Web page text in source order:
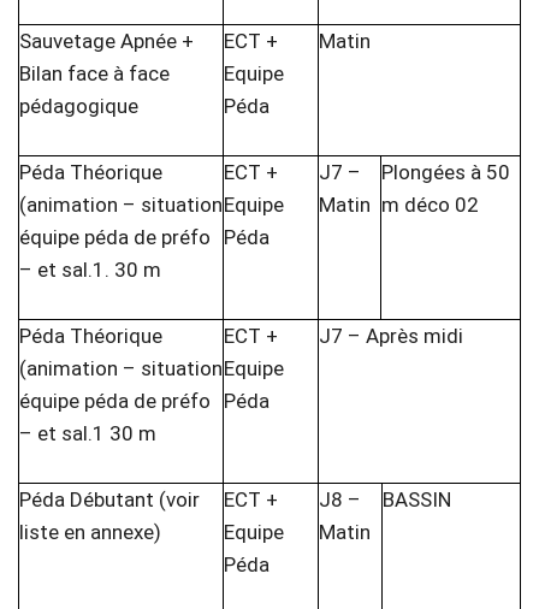
Sauvetage Apnée +
Bilan face à face
pédagogique
ECT +
Equipe
Péda
Matin
Péda Théorique
(animation – situation
équipe péda de préfo
– et sal.1. 30 m
ECT +
Equipe
Péda
J7 –
Matin
Plongées à 50
m déco 02
Péda Théorique
(animation – situation
équipe péda de préfo
– et sal.1 30 m
ECT +
Equipe
Péda
J7 – Après midi
Péda Débutant (voir
liste en annexe)
ECT +
Equipe
Péda
J8 –
Matin
BASSIN